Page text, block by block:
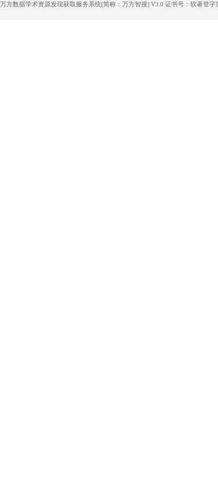
万方数据学术资源发现获取服务系统[简称：万方智搜] V3.0 证书号：软著登字